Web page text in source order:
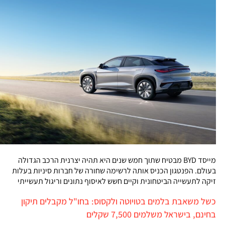
מייסד BYD מבטיח שתוך חמש שנים היא תהיה יצרנית הרכב הגדולה
בעולם. הפנטגון הכניס אותה לרשימה שחורה של חברות סיניות בעלות
זיקה לתעשייה הביטחונית וקיים חשש לאיסוף נתונים וריגול תעשייתי
כשל משאבת בלמים בטויוטה ולקסוס: בחו"ל מקבלים תיקון
בחינם, בישראל משלמים 7,500 שקלים